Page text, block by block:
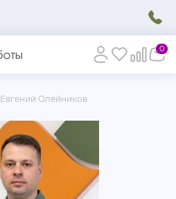
0
Евгений Олейников